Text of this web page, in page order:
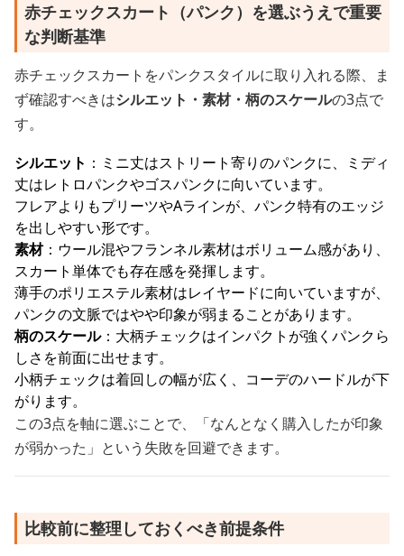
赤チェックスカート（パンク）を選ぶうえで重要
な判断基準
赤チェックスカートをパンクスタイルに取り入れる際、ま
ず確認すべきはシルエット・素材・柄のスケールの3点で
す。
シルエット ：ミニ丈はストリート寄りのパンクに、ミディ
丈はレトロパンクやゴスパンクに向いています。
フレアよりもプリーツやAラインが、パンク特有のエッジ
を出しやすい形です。
素材：ウール混やフランネル素材はボリューム感があり、
スカート単体でも存在感を発揮します。
薄手のポリエステル素材はレイヤードに向いていますが、
パンクの文脈ではやや印象が弱まることがあります。
柄のスケール：大柄チェックはインパクトが強くパンクら
しさを前面に出せます。
小柄チェックは着回しの幅が広く、コーデのハードルが下
がります。
この3点を軸に選ぶことで、「なんとなく購入したが印象
が弱かった」という失敗を回避できます。
比較前に整理しておくべき前提条件